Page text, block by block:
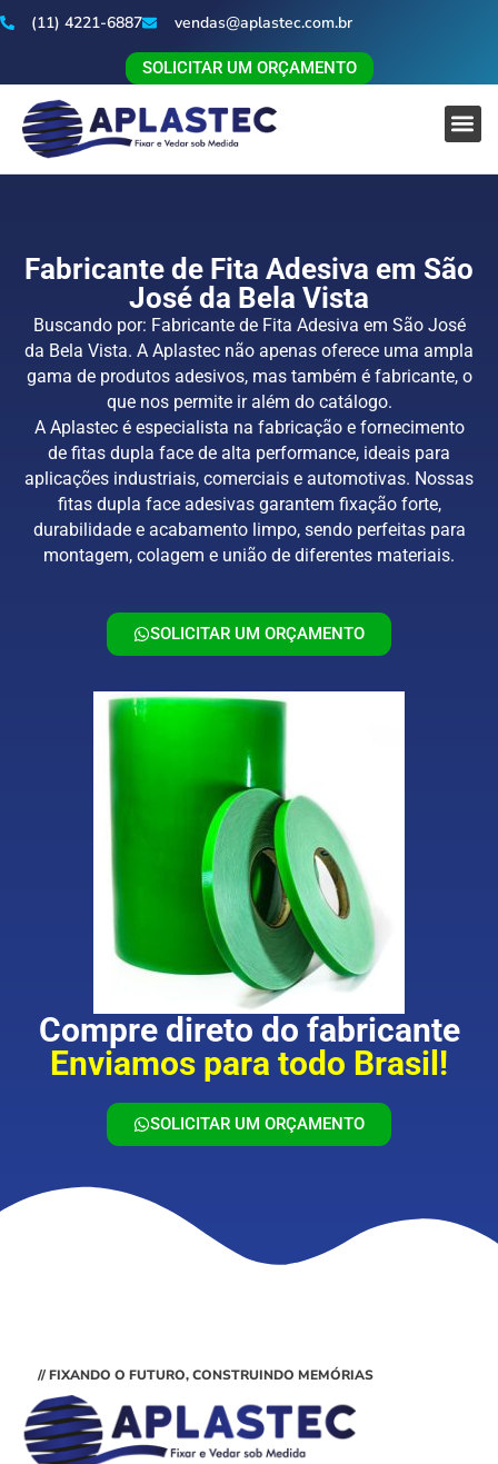
(11) 4221-6887 vendas@aplastec.com.br
SOLICITAR UM ORÇAMENTO
Fabricante de Fita Adesiva em São
José da Bela Vista
Buscando por: Fabricante de Fita Adesiva em São José
da Bela Vista. A Aplastec não apenas oferece uma ampla
gama de produtos adesivos, mas também é fabricante, o
que nos permite ir além do catálogo.
A Aplastec é especialista na fabricação e fornecimento
de fitas dupla face de alta performance, ideais para
aplicações industriais, comerciais e automotivas. Nossas
fitas dupla face adesivas garantem fixação forte,
durabilidade e acabamento limpo, sendo perfeitas para
montagem, colagem e união de diferentes materiais.
SOLICITAR UM ORÇAMENTO
Compre direto do fabricante
Enviamos para todo Brasil!
SOLICITAR UM ORÇAMENTO
// FIXANDO O FUTURO, CONSTRUINDO MEMÓRIAS